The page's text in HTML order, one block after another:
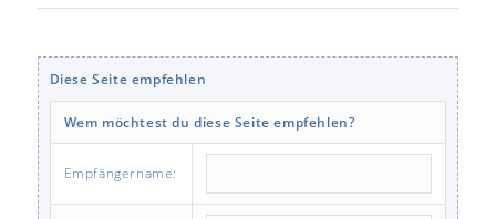
Diese Seite empfehlen
Wem möchtest du diese Seite empfehlen?
Empfängername: